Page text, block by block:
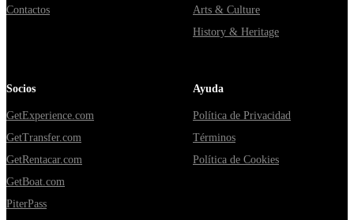
Contactos
Arts & Culture
History & Heritage
Socios
GetExperience.com
GetTransfer.com
GetRentacar.com
GetBoat.com
PiterPass
Ayuda
Política de Privacidad
Términos
Política de Cookies